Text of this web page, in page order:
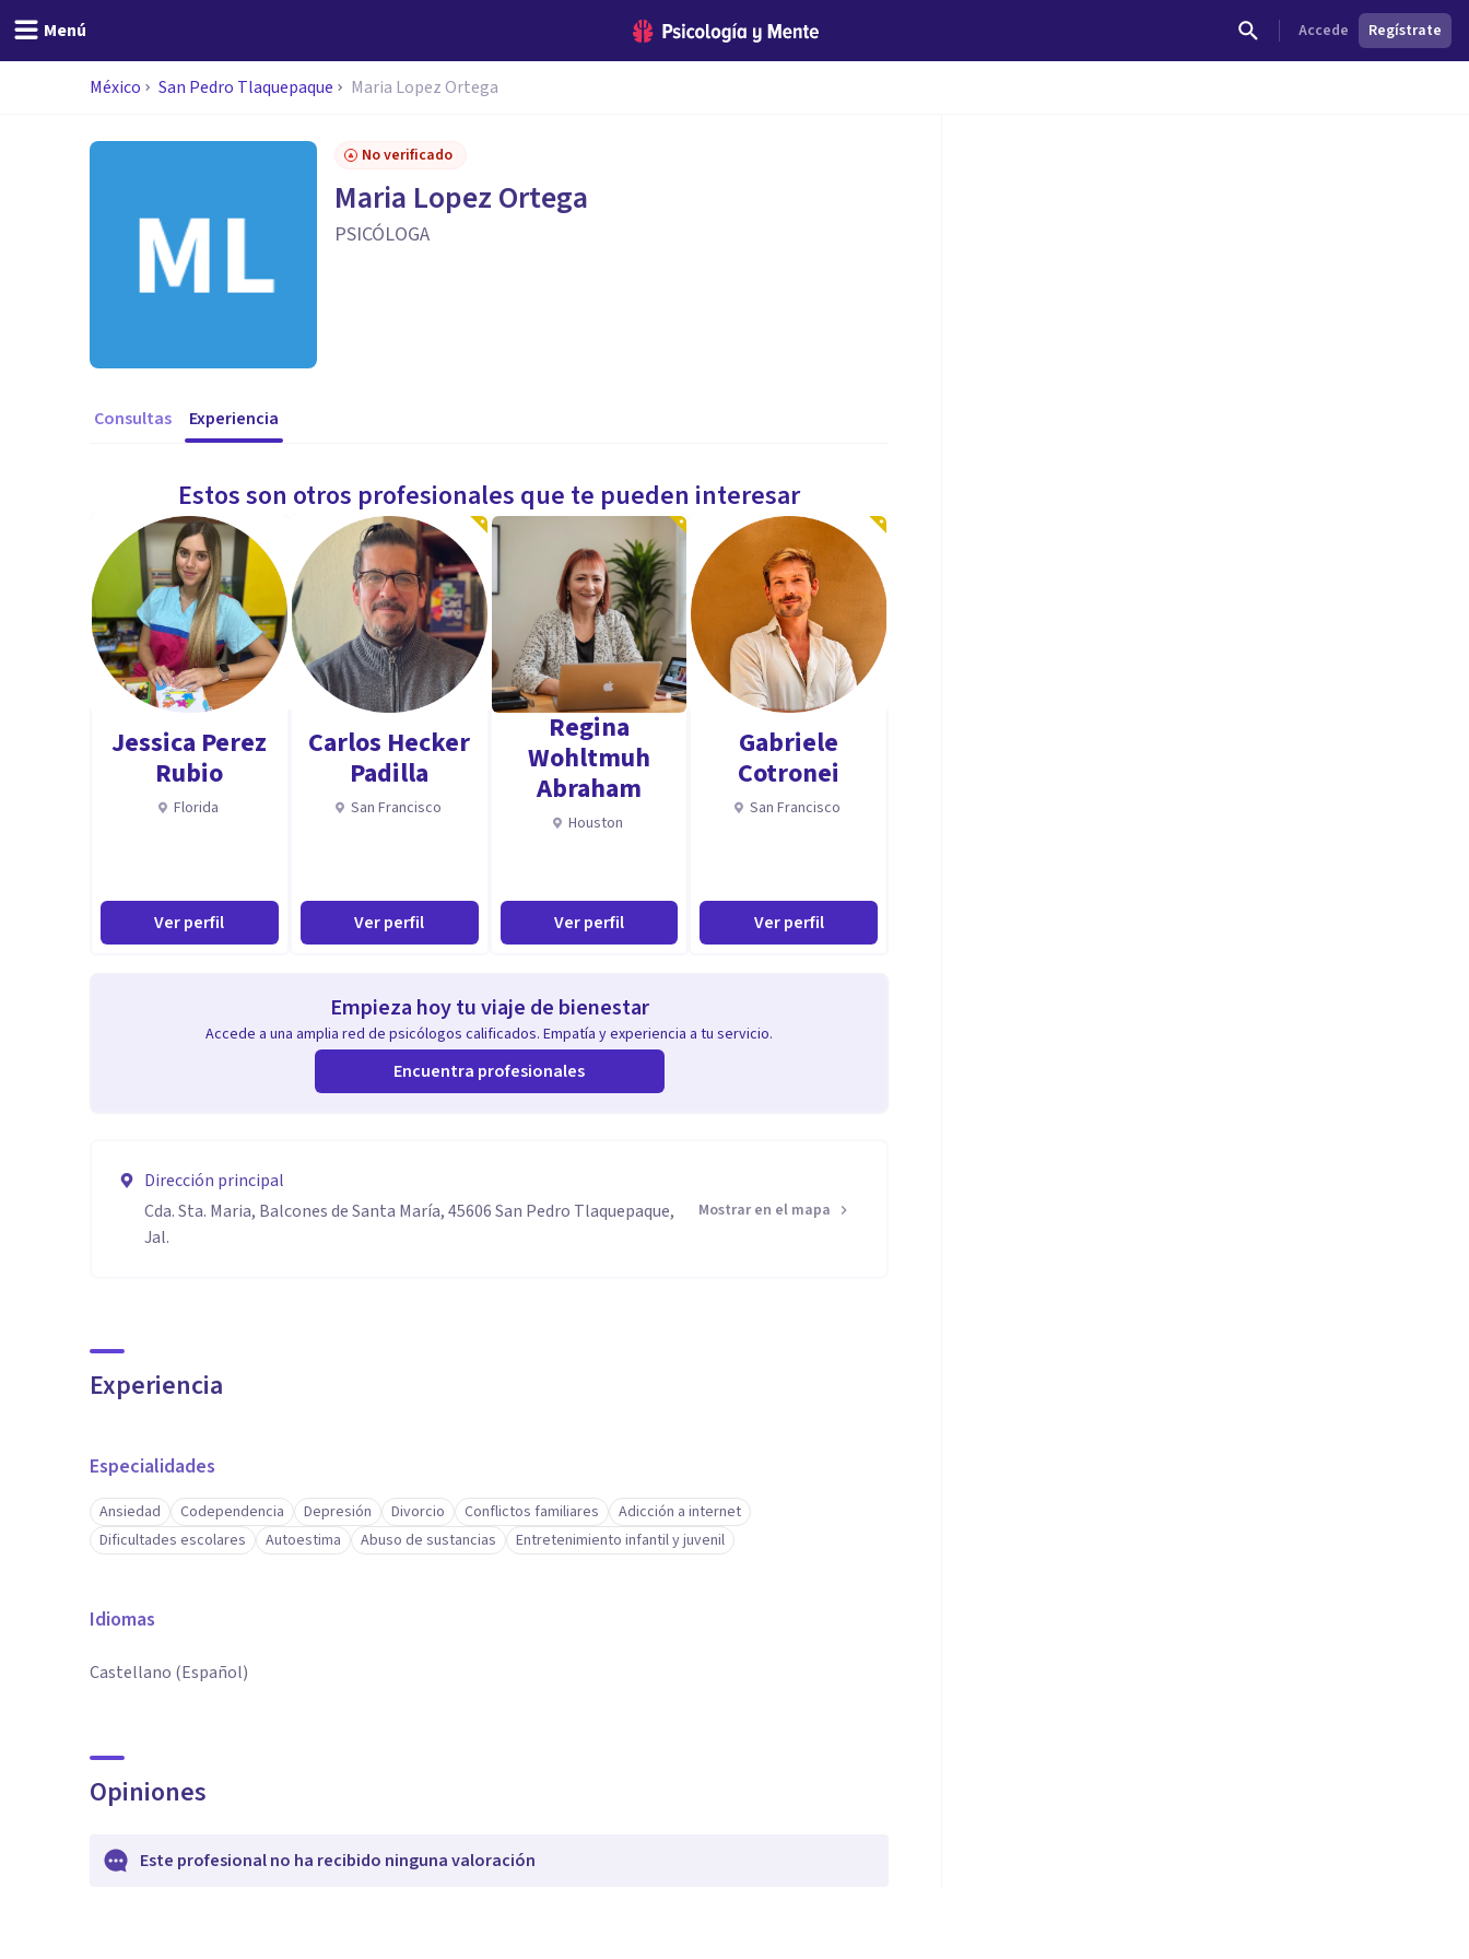
Menú Accede Regístrate
México San Pedro Tlaquepaque Maria Lopez Ortega
No verificado
Maria Lopez Ortega
PSICÓLOGA
Consultas Experiencia
Estos son otros profesionales que te pueden interesar
Jessica Perez
Rubio
Florida
Ver perfil
Carlos Hecker
Padilla
San Francisco
Ver perfil
Regina
Wohltmuh
Abraham
Houston
Ver perfil
Gabriele
Cotronei
San Francisco
Ver perfil
Empieza hoy tu viaje de bienestar
Accede a una amplia red de psicólogos calificados. Empatía y experiencia a tu servicio.
Encuentra profesionales
Dirección principal
Cda. Sta. Maria, Balcones de Santa María, 45606 San Pedro Tlaquepaque,
Jal.
Mostrar en el mapa
Experiencia
Especialidades
Ansiedad Codependencia Depresión Divorcio Conflictos familiares
Adicción a internet
Dificultades escolares
Autoestima Abuso de sustancias Entretenimiento infantil y juvenil
Idiomas
Castellano (Español)
Opiniones
Este profesional no ha recibido ninguna valoración